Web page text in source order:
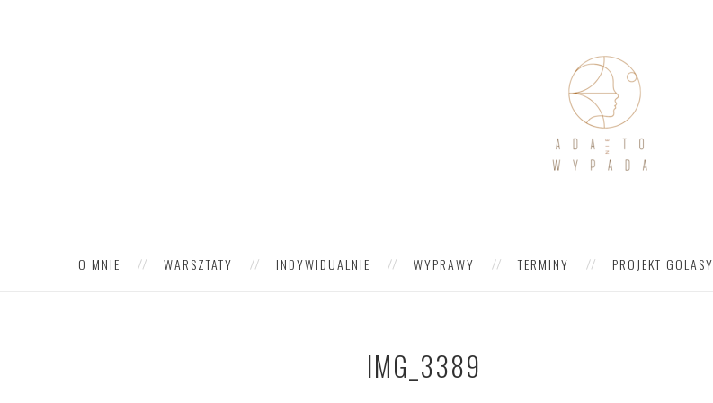
O MNIE WARSZTATY INDYWIDUALNIE WYPRAWY TERMINY PROJEKT GOLASY
IMG_3389